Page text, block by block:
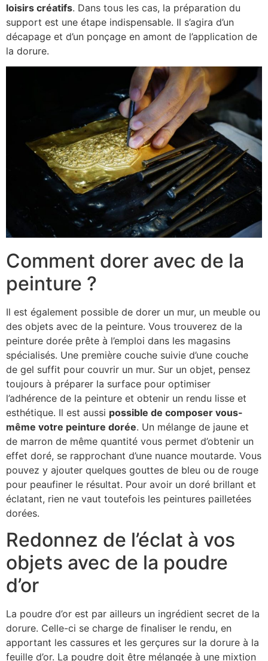
loisirs créatifs. Dans tous les cas, la préparation du
support est une étape indispensable. Il s’agira d’un
décapage et d’un ponçage en amont de l’application de
la dorure.
Comment dorer avec de la
peinture ?
Il est également possible de dorer un mur, un meuble ou
des objets avec de la peinture. Vous trouverez de la
peinture dorée prête à l’emploi dans les magasins
spécialisés. Une première couche suivie d’une couche
de gel suffit pour couvrir un mur. Sur un objet, pensez
toujours à préparer la surface pour optimiser
l’adhérence de la peinture et obtenir un rendu lisse et
esthétique. Il est aussi possible de composer vous-
même votre peinture dorée. Un mélange de jaune et
de marron de même quantité vous permet d’obtenir un
effet doré, se rapprochant d’une nuance moutarde. Vous
pouvez y ajouter quelques gouttes de bleu ou de rouge
pour peaufiner le résultat. Pour avoir un doré brillant et
éclatant, rien ne vaut toutefois les peintures pailletées
dorées.
Redonnez de l’éclat à vos
objets avec de la poudre
d’or
La poudre d’or est par ailleurs un ingrédient secret de la
dorure. Celle-ci se charge de finaliser le rendu, en
apportant les cassures et les gerçures sur la dorure à la
feuille d’or. La poudre doit être mélangée à une mixtion